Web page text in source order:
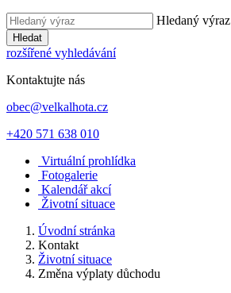
Hledaný výraz
Hledat
rozšířené vyhledávání
Kontaktujte nás
obec@velkalhota.cz
+420 571 638 010
Virtuální prohlídka
Fotogalerie
Kalendář akcí
Životní situace
Úvodní stránka
Kontakt
Životní situace
Změna výplaty důchodu